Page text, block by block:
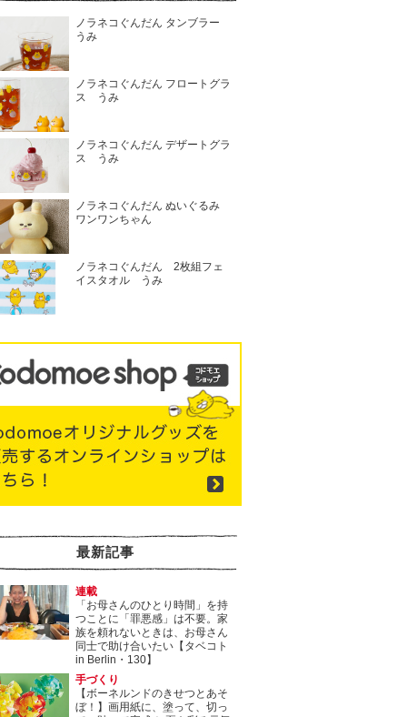
ノラネコぐんだん タンブラー
うみ
ノラネコぐんだん フロートグラ
ス うみ
ノラネコぐんだん デザートグラ
ス うみ
ノラネコぐんだん ぬいぐるみ
ワンワンちゃん
ノラネコぐんだん 2枚組フェ
イスタオル うみ
最新記事
連載
「お母さんのひとり時間」を持
つことに「罪悪感」は不要。家
族を頼れないときは、お母さん
同士で助け合いたい【タベコト
in Berlin・130】
手づくり
【ボーネルンドのきせつとあそ
ぼ！】画用紙に、塗って、切っ